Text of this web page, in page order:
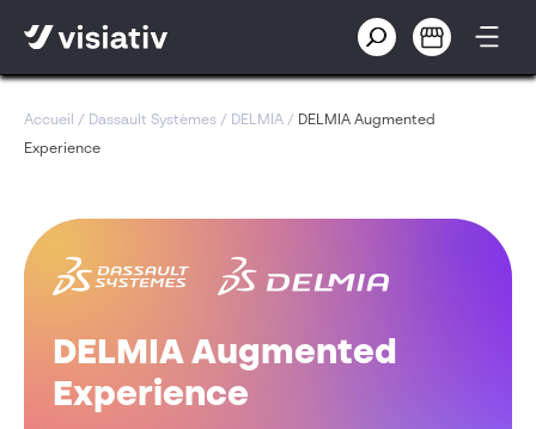
Accueil / Dassault Systèmes / DELMIA / DELMIA Augmented
Experience
DELMIA Augmented
Experience